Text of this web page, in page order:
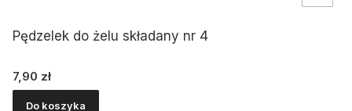
Pędzelek do żelu składany nr 4
Cena
7,90 zł
Do koszyka